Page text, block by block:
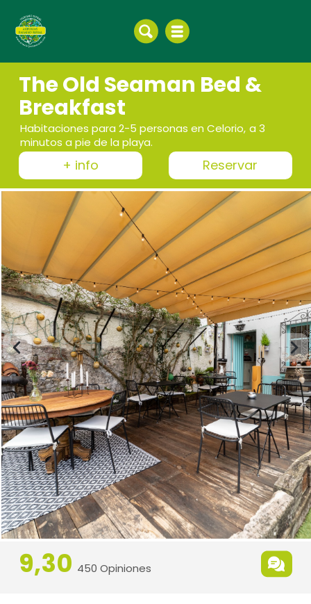
The Old Seaman Bed &
Breakfast
Habitaciones para 2-5 personas en Celorio, a 3
minutos a pie de la playa.
+ info Reservar
9,30 450 Opiniones